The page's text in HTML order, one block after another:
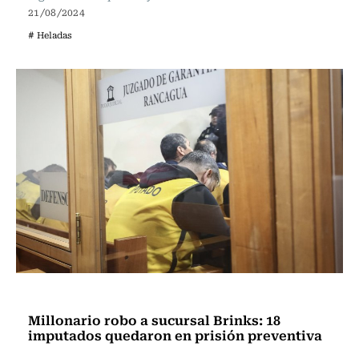
21/08/2024
# Heladas
Millonario robo a sucursal Brinks: 18
imputados quedaron en prisión preventiva